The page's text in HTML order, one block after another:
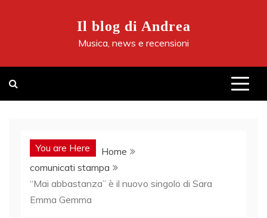
Il blog di Andrea
Musica, news e recensioni
You are Here
Home
comunicati stampa
“Mai abbastanza” è il nuovo singolo di Sara
Emma Gemma